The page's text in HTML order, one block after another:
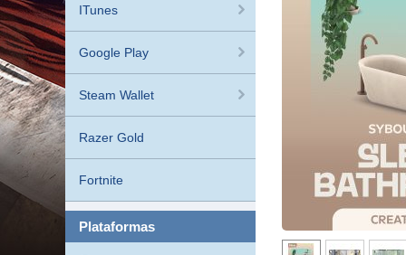
ITunes
Google Play
Steam Wallet
Razer Gold
Fortnite
plataformas